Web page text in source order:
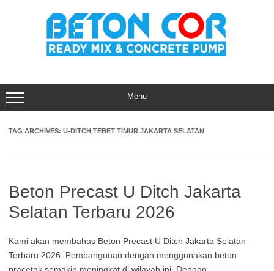
Menu
TAG ARCHIVES: U-DITCH TEBET TIMUR JAKARTA SELATAN
Beton Precast U Ditch Jakarta
Selatan Terbaru 2026
Kami akan membahas Beton Precast U Ditch Jakarta Selatan
Terbaru 2026. Pembangunan dengan menggunakan beton